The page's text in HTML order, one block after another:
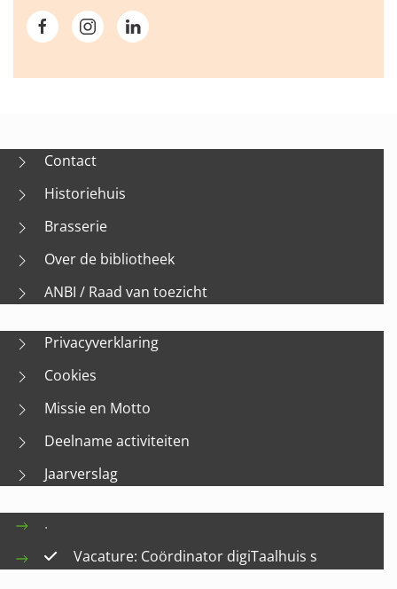
Contact
Historiehuis
Brasserie
Over de bibliotheek
ANBI / Raad van toezicht
Privacyverklaring
Cookies
Missie en Motto
Deelname activiteiten
Jaarverslag
.
Vacature: Coördinator digiTaalhuis s